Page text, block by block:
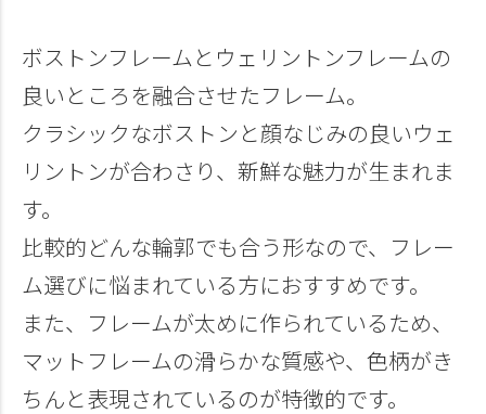
ボストンフレームとウェリントンフレームの
良いところを融合させたフレーム。
クラシックなボストンと顔なじみの良いウェ
リントンが合わさり、新鮮な魅力が生まれま
す。
比較的どんな輪郭でも合う形なので、フレー
ム選びに悩まれている方におすすめです。
また、フレームが太めに作られているため、
マットフレームの滑らかな質感や、色柄がき
ちんと表現されているのが特徴的です。